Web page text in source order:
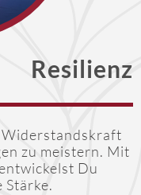
Resilienz
Widerstandskraft
zu meistern. Mit
Du
Stärke.